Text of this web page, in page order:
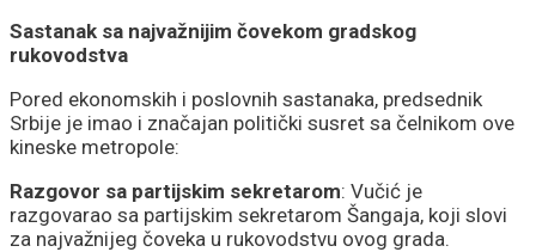
Sastanak sa najvažnijim čovekom gradskog
rukovodstva
Pored ekonomskih i poslovnih sastanaka, predsednik
Srbije je imao i značajan politički susret sa čelnikom ove
kineske metropole:
Razgovor sa partijskim sekretarom: Vučić je
razgovarao sa partijskim sekretarom Šangaja, koji slovi
za najvažnijeg čoveka u rukovodstvu ovog grada.